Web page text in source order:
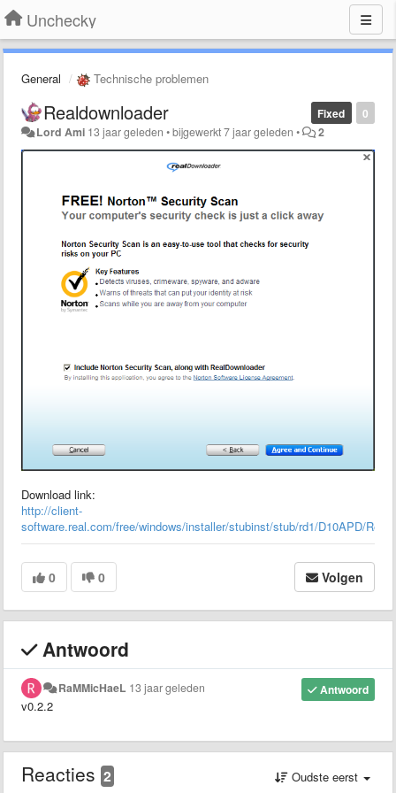
Unchecky
General Technische problemen
0
Fixed
Realdownloader
Lord Ami 13 jaar geleden •bijgewerkt7 jaar geleden • 2
Download link:
http://client-
software.real.com/free/windows/installer/stubinst/stub/rd1/D10APD/
0 0 Volgen
Antwoord
Antwoord
RaMMicHaeL 13 jaar geleden
v0.2.2
Reacties 2 Oudste eerst